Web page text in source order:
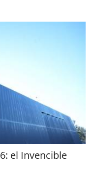
el Invencible